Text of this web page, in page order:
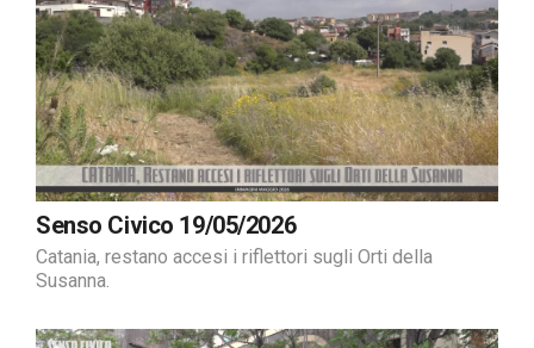
Senso Civico 19/05/2026
Catania, restano accesi i riflettori sugli Orti della
Susanna.